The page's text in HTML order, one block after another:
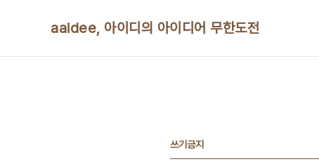
aaidee, 아이디의 아이디어 무한도전
쓰기금지